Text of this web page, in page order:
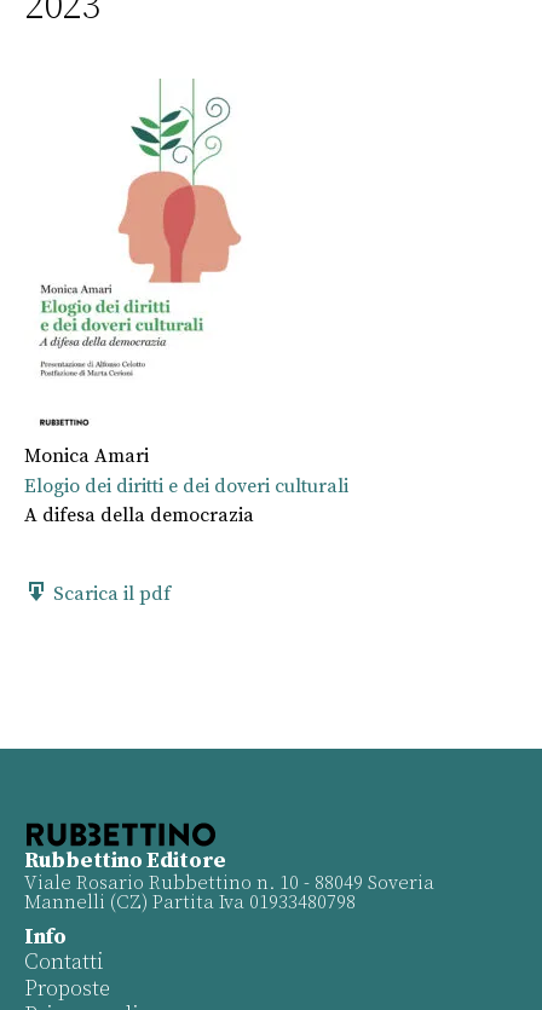
Monica Amari
Elogio dei diritti e dei doveri culturali
A difesa della democrazia
Scarica il pdf
Rubbettino Editore
Viale Rosario Rubbettino n. 10 - 88049 Soveria
Mannelli (CZ) Partita Iva 01933480798
Info
Contatti
Proposte